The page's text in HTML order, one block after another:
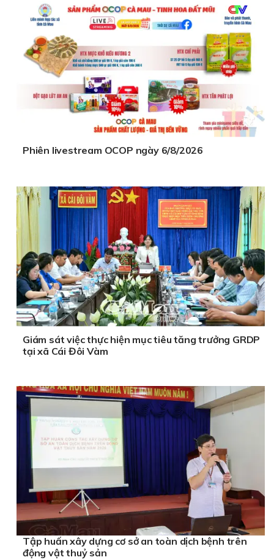
Phiên livestream OCOP ngày 6/8/2026
Giám sát việc thực hiện mục tiêu tăng trưởng GRDP
tại xã Cái Đôi Vàm
Tập huấn xây dựng cơ sở an toàn dịch bệnh trên
động vật thuỷ sản